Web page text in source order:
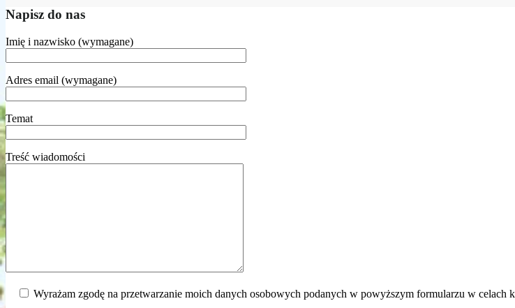
Napisz do nas
Imię i nazwisko (wymagane)
Adres email (wymagane)
Temat
Treść wiadomości
Wyrażam zgodę na przetwarzanie moich danych osobowych podanych w powyższym formularzu w celach